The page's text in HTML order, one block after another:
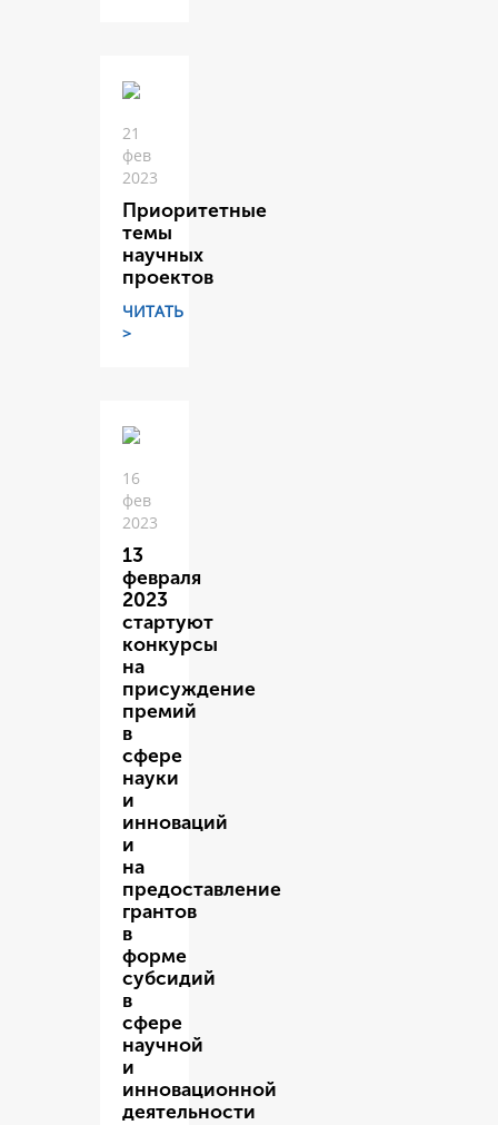
21
фев
2023
Приоритетные
темы
научных
проектов
ЧИТАТЬ
>
16
фев
2023
13
февраля
2023
стартуют
конкурсы
на
присуждение
премий
в
сфере
науки
и
инноваций
и
на
предоставление
грантов
в
форме
субсидий
в
сфере
научной
и
инновационной
деятельности